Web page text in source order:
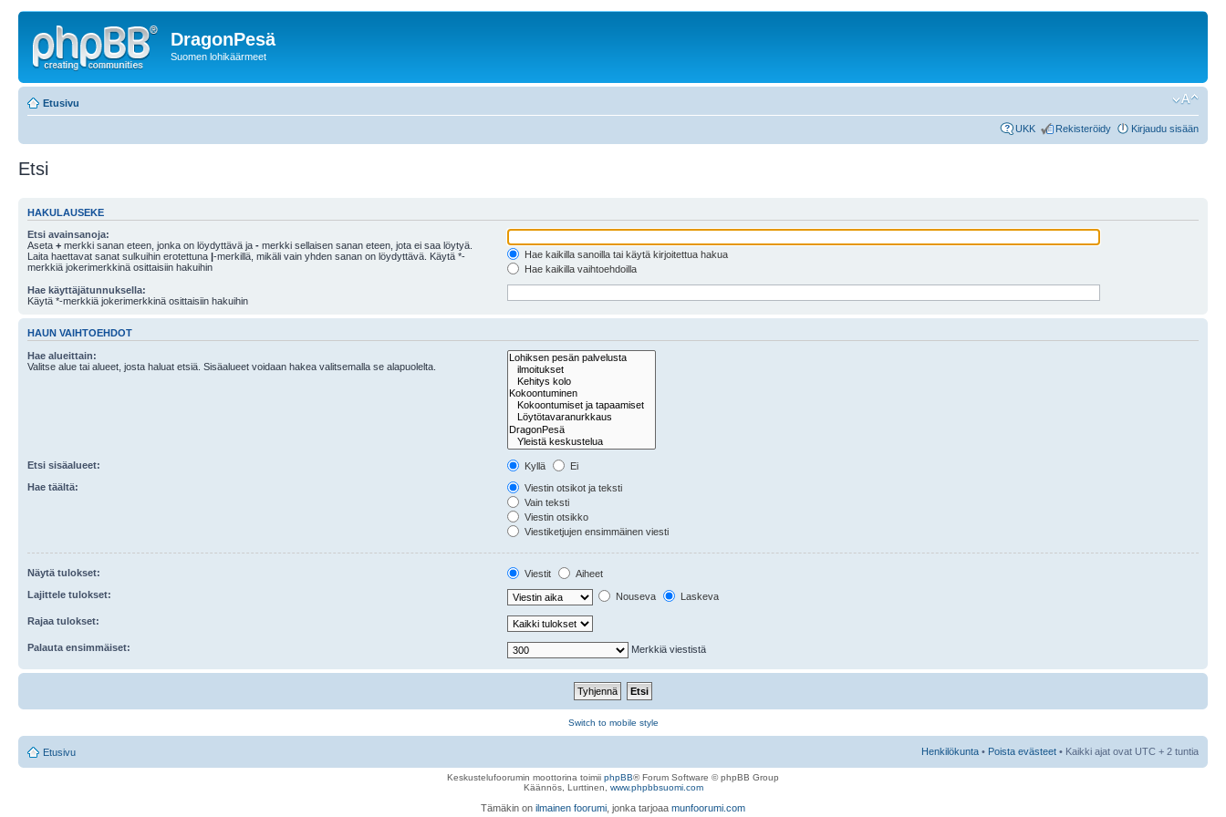
DragonPesä
Suomen lohikäärmeet
Etusivu
UKK Rekisteröidy Kirjaudu sisään
Etsi
HAKULAUSEKE
Etsi avainsanoja:
Aseta + merkki sanan eteen, jonka on löydyttävä ja - merkki sellaisen sanan eteen, jota ei saa löytyä.
Laita haettavat sanat sulkuihin erotettuna |-merkillä, mikäli vain yhden sanan on löydyttävä. Käytä *-
merkkiä jokerimerkkinä osittaisiin hakuihin
Hae kaikilla sanoilla tai käytä kirjoitettua hakua
Hae kaikilla vaihtoehdoilla
Hae käyttäjätunnuksella:
Käytä *-merkkiä jokerimerkkinä osittaisiin hakuihin
HAUN VAIHTOEHDOT
Hae alueittain:
Valitse alue tai alueet, josta haluat etsiä. Sisäalueet voidaan hakea valitsemalla se alapuolelta.
Etsi sisäalueet: Kyllä
Ei
Hae täältä:
Viestin otsikot ja teksti
Vain teksti
Viestin otsikko
Viestiketjujen ensimmäinen viesti
Näytä tulokset: Viestit
Aiheet
Lajittele tulokset:
Nouseva Laskeva
Rajaa tulokset:
Palauta ensimmäiset: Merkkiä viestistä
Switch to mobile style
Etusivu Henkilökunta • Poista evästeet • Kaikki ajat ovat UTC + 2 tuntia
Keskustelufoorumin moottorina toimii phpBB® Forum Software © phpBB Group
Käännös, Lurttinen, www.phpbbsuomi.com
Tämäkin on ilmainen foorumi , jonka tarjoaa munfoorumi.com